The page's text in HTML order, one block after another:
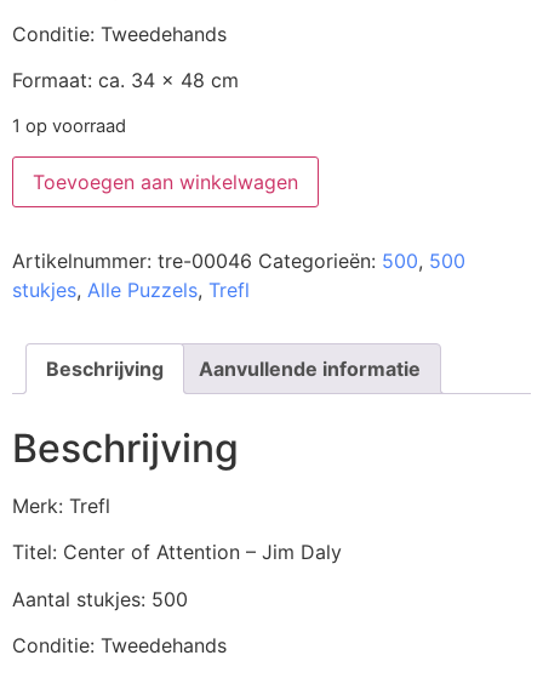
Conditie: Tweedehands
Formaat: ca. 34 x 48 cm
1 op voorraad
Toevoegen aan winkelwagen
Artikelnummer: tre-00046 Categorieën: 500, 500
stukjes, Alle Puzzels, Trefl
Beschrijving Aanvullende informatie
Beschrijving
Merk: Trefl
Titel: Center of Attention – Jim Daly
Aantal stukjes: 500
Conditie: Tweedehands